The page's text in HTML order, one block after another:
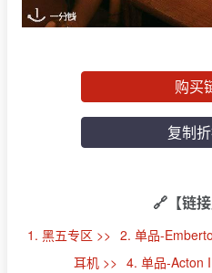
购买
复制
🔗【链接
1. 黑五专区 >> 2. 单品-
耳机 >> 4. 单品-Acton